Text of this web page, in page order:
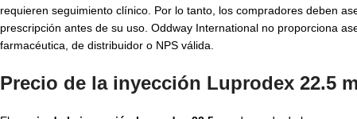
requieren seguimiento clínico. Por lo tanto, los compradores deben
prescripción antes de su uso. Oddway International no proporciona
farmacéutica, de distribuidor o NPS válida.
Precio de la inyección Luprodex 22.5